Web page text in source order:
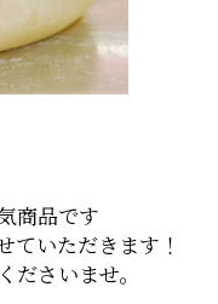
商品です
ていただきます！
さいませ。